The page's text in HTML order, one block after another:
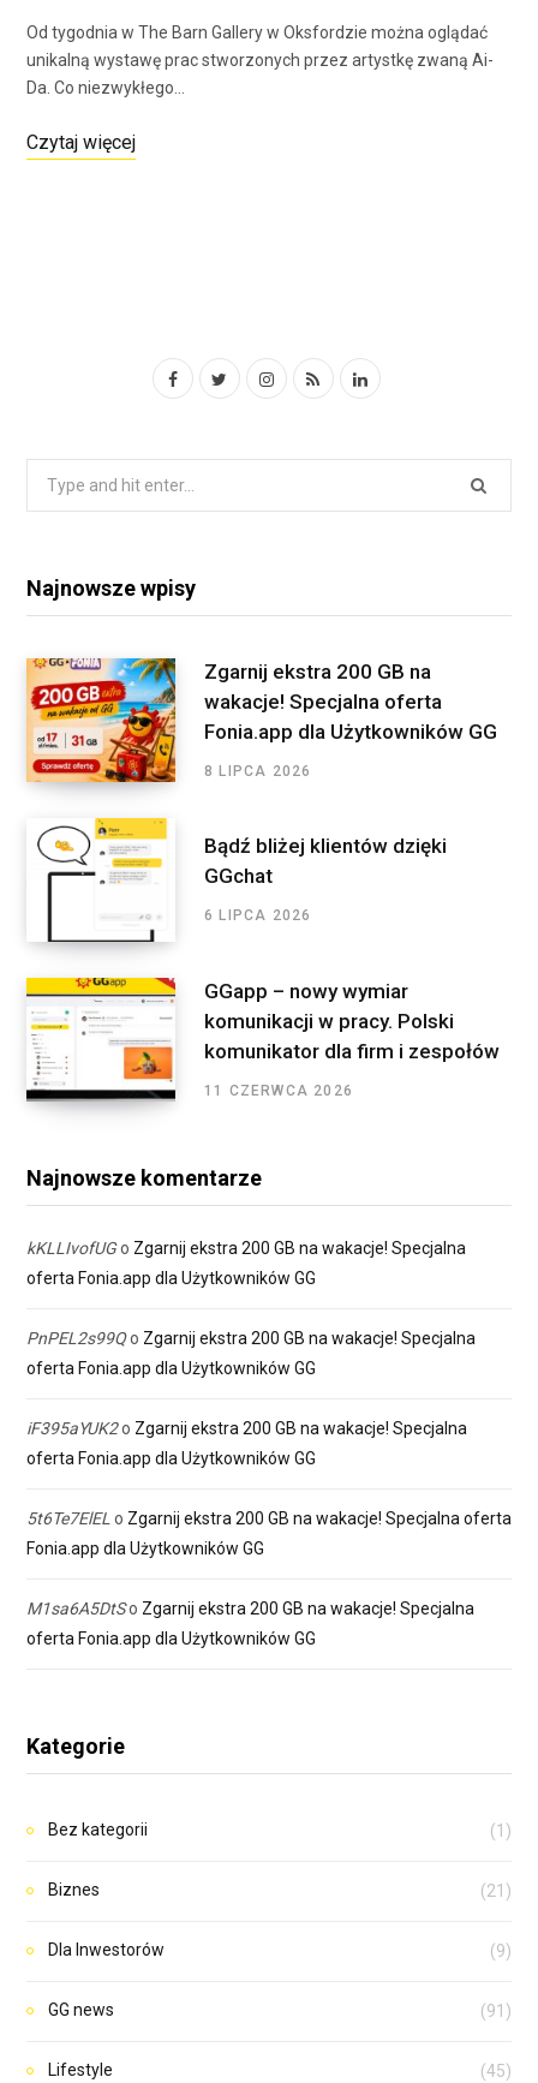
Od tygodnia w The Barn Gallery w Oksfordzie można oglądać
unikalną wystawę prac stworzonych przez artystkę zwaną Ai-
Da. Co niezwykłego…
Czytaj więcej
F
c
o
i
I
s
a
m
R
S
L
n
n
c
f
o
Najnowsze wpisy
Zgarnij ekstra 200 GB na
wakacje! Specjalna oferta
Fonia.app dla Użytkowników GG
8 LIPCA 2026
Bądź bliżej klientów dzięki
GGchat
6 LIPCA 2026
GGapp – nowy wymiar
komunikacji w pracy. Polski
komunikator dla firm i zespołów
11 CZERWCA 2026
Najnowsze komentarze
kKLLIvofUGo Zgarnij ekstra 200 GB na wakacje! Specjalna
oferta Fonia.app dla Użytkowników GG
PnPEL2s99Qo Zgarnij ekstra 200 GB na wakacje! Specjalna
oferta Fonia.app dla Użytkowników GG
iF395aYUK2o Zgarnij ekstra 200 GB na wakacje! Specjalna
oferta Fonia.app dla Użytkowników GG
5t6Te7ElEL o Zgarnij ekstra 200 GB na wakacje! Specjalna oferta
Fonia.app dla Użytkowników GG
M1sa6A5DtSo Zgarnij ekstra 200 GB na wakacje! Specjalna
oferta Fonia.app dla Użytkowników GG
Kategorie
Bez kategorii (1)
Biznes (21)
Dla Inwestorów (9)
GG news (91)
Lifestyle (45)